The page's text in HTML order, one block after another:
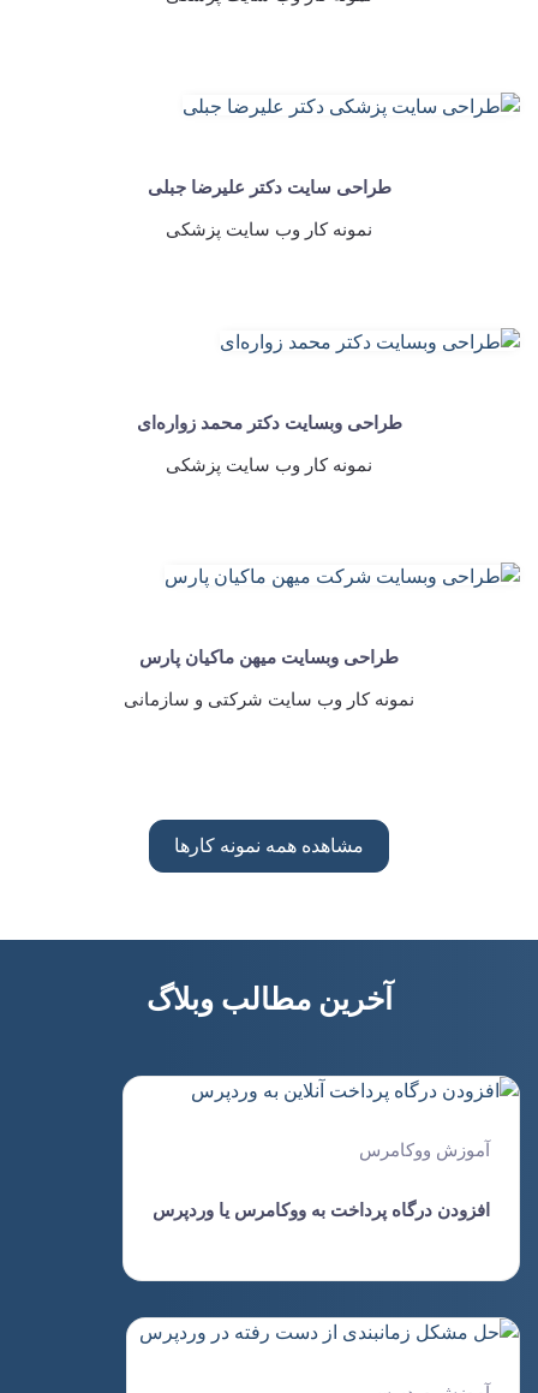
طراحی سایت دکتر علیرضا جبلی
نمونه کار وب سایت پزشکی
طراحی وبسایت دکتر محمد زواره‌ای
نمونه کار وب سایت پزشکی
طراحی وبسایت میهن ماکیان پارس
نمونه کار وب سایت شرکتی و سازمانی
مشاهده همه نمونه کارها
آخرین مطالب وبلاگ
آموزش ووکامرس
افزودن درگاه پرداخت به ووکامرس یا وردپرس